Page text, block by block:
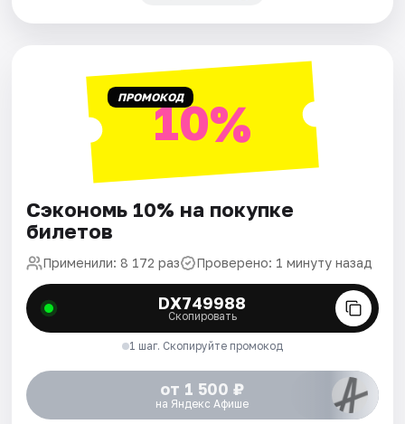
ПРОМОКОД10%
Сэкономь 10% на покупке
билетов
Применили: 8 172 раз Проверено: 1 минуту назад
DX749988
Скопировать
1 шаг. Скопируйте промокод
от 1 500 ₽
на Яндекс Афише